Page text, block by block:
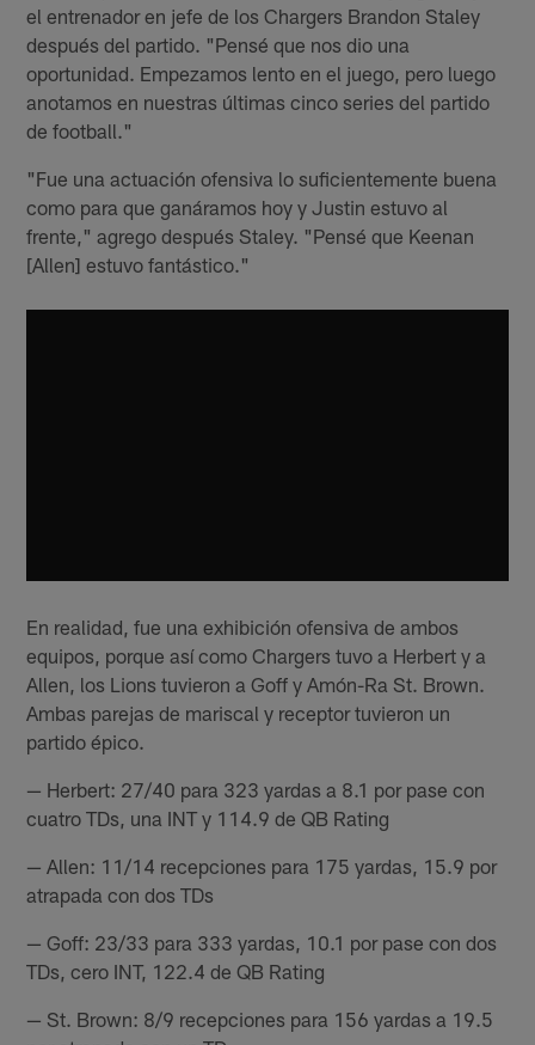
el entrenador en jefe de los Chargers Brandon Staley
después del partido. "Pensé que nos dio una
oportunidad. Empezamos lento en el juego, pero luego
anotamos en nuestras últimas cinco series del partido
de football."
"Fue una actuación ofensiva lo suficientemente buena
como para que ganáramos hoy y Justin estuvo al
frente," agrego después Staley. "Pensé que Keenan
[Allen] estuvo fantástico."
En realidad, fue una exhibición ofensiva de ambos
equipos, porque así como Chargers tuvo a Herbert y a
Allen, los Lions tuvieron a Goff y Amón-Ra St. Brown.
Ambas parejas de mariscal y receptor tuvieron un
partido épico.
— Herbert: 27/40 para 323 yardas a 8.1 por pase con
cuatro TDs, una INT y 114.9 de QB Rating
— Allen: 11/14 recepciones para 175 yardas, 15.9 por
atrapada con dos TDs
— Goff: 23/33 para 333 yardas, 10.1 por pase con dos
TDs, cero INT, 122.4 de QB Rating
— St. Brown: 8/9 recepciones para 156 yardas a 19.5